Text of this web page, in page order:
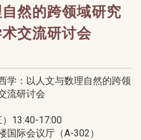
然的跨领域研究
交流研讨会
学：以人文与数理自然的跨领
流研讨会
13:40-17:00
国际会议厅（A-302）